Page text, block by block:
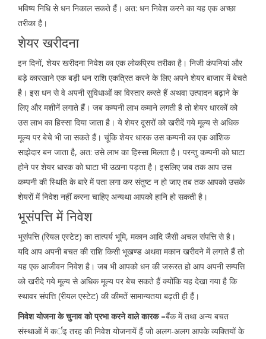
भविष्य निधि से धन निकाल सकते हैं। अत: धन निवेश करने का यह एक अच्छा
तरीका है।
शेयर खरीदना
इन दिनों, शेयर खरीदना निवेश का एक लोकप्रिय तरीका है। निजी कंपनियां और
बड़े कारखाने एक बड़ी धन राशि एकत्रित करने के लिए अपने शेयर बाजार में बेचते
है। इस धन से वे अपनी सुविधाओं का विस्तार करते हैं अथवा उत्पादन बढ़ाने के
लिए और मशीनें लगाते हैं। जब कम्पनी लाभ कमाने लगती है तो शेयर धारकों को
उस लाभ का हिस्सा दिया जाता है। ये शेयर दूसरों को खरीदें गये मूल्य से अधिक
मूल्य पर बेचे भी जा सकते हैं। चूंकि शेयर धारक उस कम्पनी का एक आंशिक
साझेदार बन जाता है, अत: उसे लाभ का हिस्सा मिलता है। परन्तु कम्पनी को घाटा
होने पर शेयर धारक को घाटा भी उठाना पड़ता है। इसलिए जब तक आप उस
कम्पनी की स्थिति के बारे में पता लगा कर संतुष्ट न हो जाए तब तक आपको उसके
शेयरों में निवेश नहीं करना चाहिए अन्यथा आपको हानि हो सकती है।
भूसंपत्ति में निवेश
भूसंपत्ति (रियल एस्टेट) का तात्पर्य भूमि, मकान आदि जैसी अचल संपत्ति से है।
यदि आप अपनी बचत की राशि किसी भूखण्ड अथवा मकान खरीदने में लगाते हैं तो
यह एक आजीवन निवेश है। जब भी आपको धन की जरूरत हो आप अपनी सम्पत्ति
को खरीदे गये मूल्य से अधिक मूल्य पर बेच सकते हैं क्योंकि यह देखा गया है कि
स्थावर संपत्ति (रीयल एस्टेट) की कीमतें सामान्यतया बढ़ती ही हैं।
निवेश योजना के चुनाव को प्रभा करने वाले कारक –बैंक में तथा अन्य बचत
संस्थाओं में कर्इ तरह की निवेश योजनायें हैं जो अलग-अलग आपके व्यक्तियों के